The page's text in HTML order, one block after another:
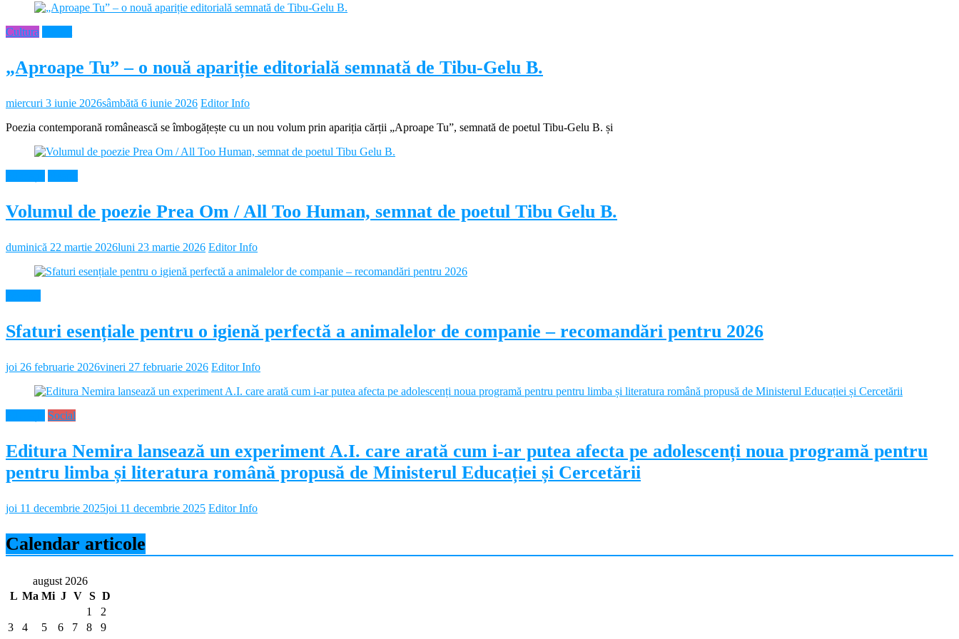
Cultura
„Aproape Tu” – o nouă apariție editorială semnată de Tibu-Gelu B.
miercuri 3 iunie 2026sâmbătă 6 iunie 2026 Editor Info
Poezia contemporană românească se îmbogățește cu un nou volum prin apariția cărții „Aproape Tu”, semnată de poetul Tibu-Gelu B. și
Volumul de poezie Prea Om / All Too Human, semnat de poetul Tibu Gelu B.
duminică 22 martie 2026luni 23 martie 2026 Editor Info
Sfaturi esențiale pentru o igienă perfectă a animalelor de companie – recomandări pentru 2026
joi 26 februarie 2026vineri 27 februarie 2026 Editor Info
Social
Editura Nemira lansează un experiment A.I. care arată cum i-ar putea afecta pe adolescenți noua programă pentru
pentru limba și literatura română propusă de Ministerul Educației și Cercetării
joi 11 decembrie 2025joi 11 decembrie 2025 Editor Info
Calendar articole
august 2026
L Ma Mi J V S D
1
2
3
4 5 6 7 8
9